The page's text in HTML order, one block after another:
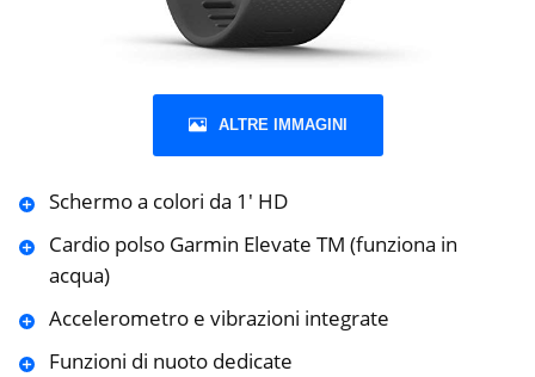
ALTRE IMMAGINI
Schermo a colori da 1′ HD
Cardio polso Garmin Elevate TM (funziona in
acqua)
Accelerometro e vibrazioni integrate
Funzioni di nuoto dedicate